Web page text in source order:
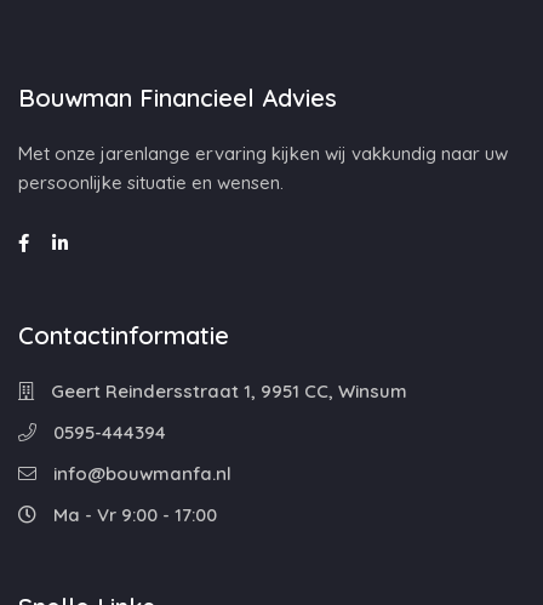
Bouwman Financieel Advies
Met onze jarenlange ervaring kijken wij vakkundig naar uw
persoonlijke situatie en wensen.
Contactinformatie
Geert Reindersstraat 1, 9951 CC, Winsum
0595-444394
info@bouwmanfa.nl
Ma - Vr 9:00 - 17:00